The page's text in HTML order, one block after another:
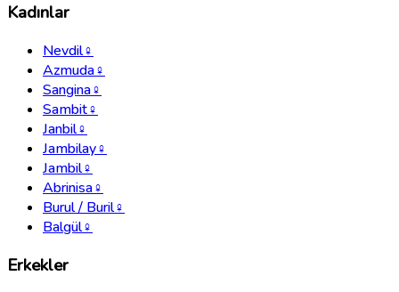
Kadınlar
Nevdil♀
Azmuda♀
Sangina♀
Sambit♀
Janbil♀
Jambilay♀
Jambil♀
Abrinisa♀
Burul / Buril♀
Balgül♀
Erkekler